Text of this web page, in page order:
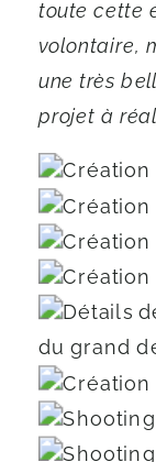
toute cette
volontaire,
une très
projet à